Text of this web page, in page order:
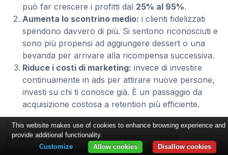
può far crescere i profitti dal 25% al 95%.
Aumenta lo scontrino medio: i clienti fidelizzati
spendono davvero di più. Si sentono riconosciuti e
sono più propensi ad aggiungere dessert o una
bevanda per arrivare alla ricompensa successiva.
Riduce i costi di marketing: invece di investire
continuamente in ads per attirare nuove persone,
investi su chi ti conosce già. È un passaggio da
acquisizione costosa a retention più efficiente.
Il punto di forza di BonusQR è la semplicità: ti dà i
benefici di un programma complesso, senza
aggiungere complessità alle tue giornate. Hai un filo
This website makes use of cookies to enhance browsing experience and
provide additional functionality.
Disallow cookies
Allow cookies
Customize